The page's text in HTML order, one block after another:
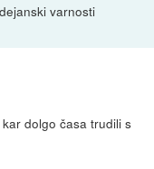
varnosti
dolgo časa trudili s